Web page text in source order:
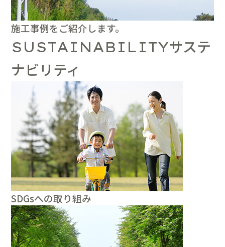
施工事例をご紹介します。
SUSTAINABILITYサステ
ナビリティ
SDGsへの取り組み